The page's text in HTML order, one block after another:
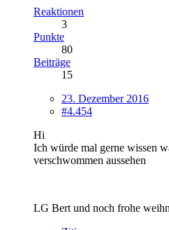
Reaktionen
3
Punkte
80
Beiträge
15
23. Dezember 2016
#4.454
Hi
Ich würde mal gerne wissen
verschwommen aussehen
LG Bert und noch frohe